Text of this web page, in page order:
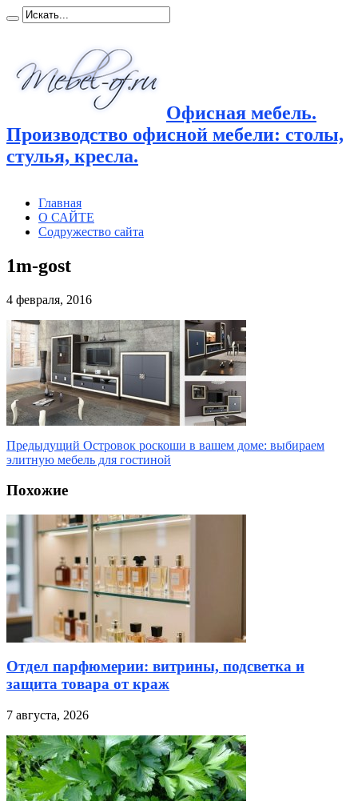
Офисная мебель.
Производство офисной мебели: столы,
стулья, кресла.
Главная
О САЙТЕ
Содружество сайта
1m-gost
4 февраля, 2016
Предыдущий Островок роскоши в вашем доме: выбираем
элитную мебель для гостиной
Похожие
Отдел парфюмерии: витрины, подсветка и
защита товара от краж
7 августа, 2026